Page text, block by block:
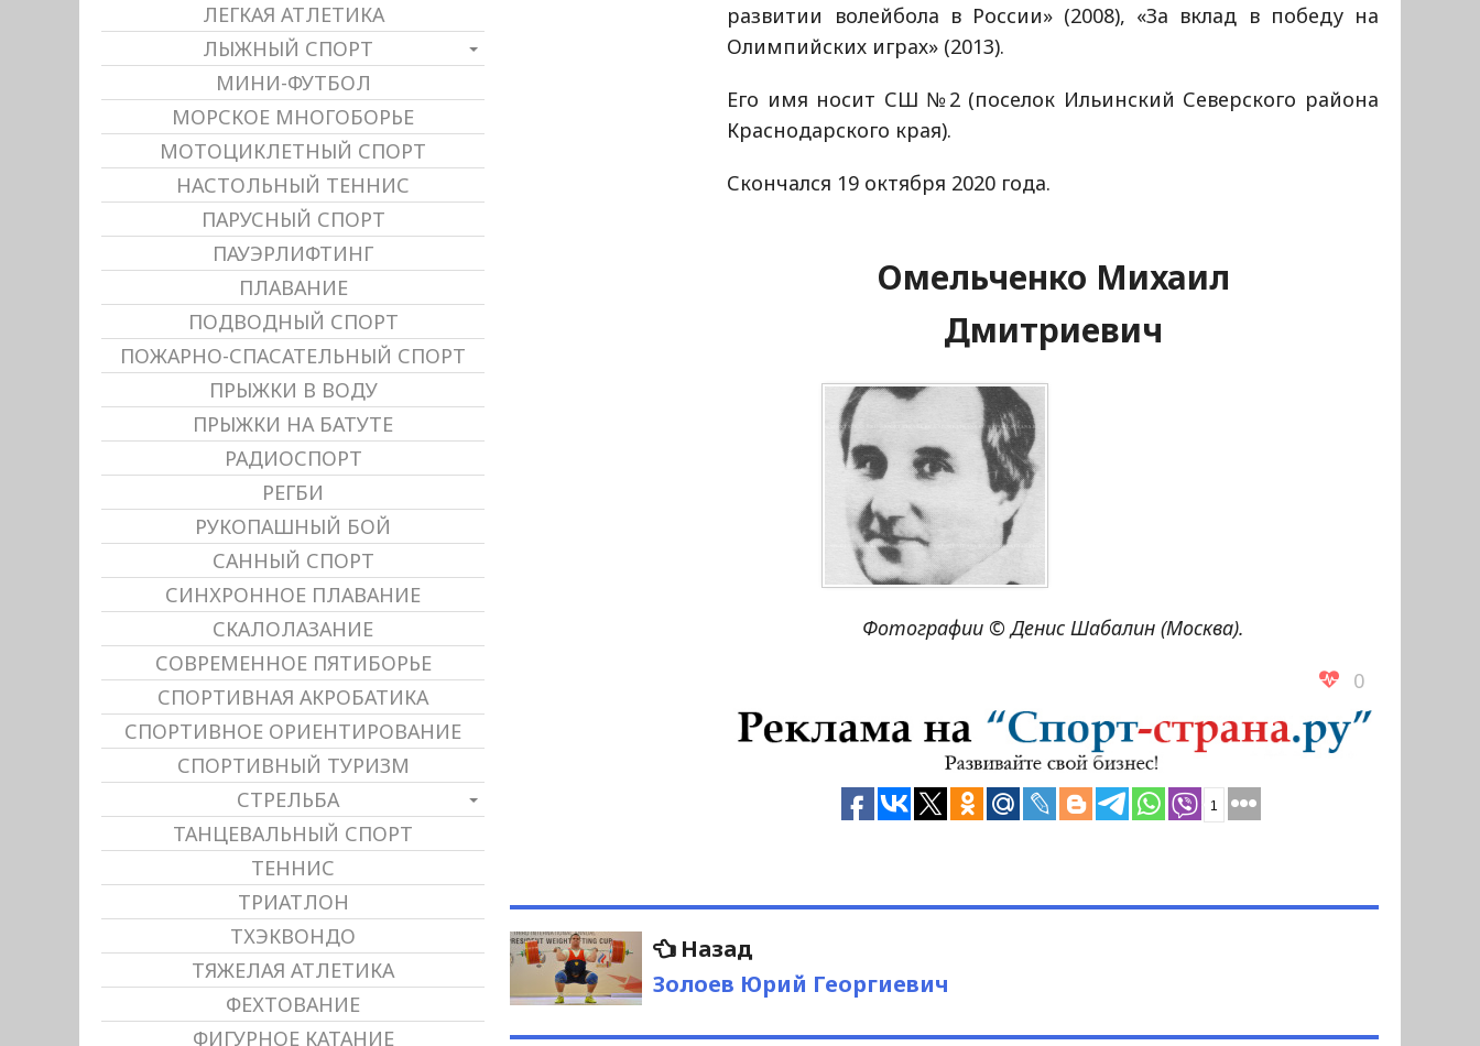
развитии волейбола в России» (2008), «За вклад в победу на
Олимпийских играх» (2013).
Его имя носит СШ №2 (поселок Ильинский Северского района
Краснодарского края).
Скончался 19 октября 2020 года.
Омельченко Михаил
Дмитриевич
Фотографии © Денис Шабалин (Москва).
0
1
Навигация
по
Назад
запись:
Золоев Юрий Георгиевич
ЛЕГКАЯ АТЛЕТИКА
ЛЫЖНЫЙ СПОРТ
МИНИ-ФУТБОЛ
МОРСКОЕ МНОГОБОРЬЕ
МОТОЦИКЛЕТНЫЙ СПОРТ
НАСТОЛЬНЫЙ ТЕННИС
ПАРУСНЫЙ СПОРТ
ПАУЭРЛИФТИНГ
ПЛАВАНИЕ
ПОДВОДНЫЙ СПОРТ
ПОЖАРНО-СПАСАТЕЛЬНЫЙ СПОРТ
ПРЫЖКИ В ВОДУ
ПРЫЖКИ НА БАТУТЕ
РАДИОСПОРТ
РЕГБИ
РУКОПАШНЫЙ БОЙ
САННЫЙ СПОРТ
СИНХРОННОЕ ПЛАВАНИЕ
СКАЛОЛАЗАНИЕ
СОВРЕМЕННОЕ ПЯТИБОРЬЕ
СПОРТИВНАЯ АКРОБАТИКА
СПОРТИВНОЕ ОРИЕНТИРОВАНИЕ
СПОРТИВНЫЙ ТУРИЗМ
СТРЕЛЬБА
ТАНЦЕВАЛЬНЫЙ СПОРТ
ТЕННИС
ТРИАТЛОН
ТХЭКВОНДО
ТЯЖЕЛАЯ АТЛЕТИКА
ФЕХТОВАНИЕ
ФИГУРНОЕ КАТАНИЕ